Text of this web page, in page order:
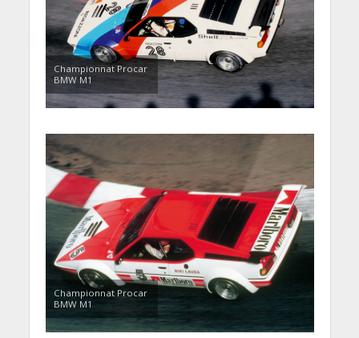
Championnat Procar
BMW M1
Championnat Procar
BMW M1